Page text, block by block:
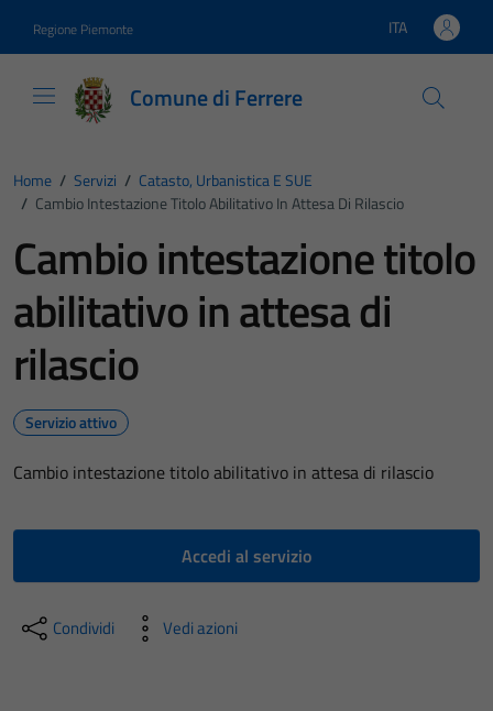
Regione Piemonte Lingua attiva:
ITA
Comune di Ferrere
Home / Servizi / Catasto, Urbanistica E SUE
/ Cambio Intestazione Titolo Abilitativo In Attesa Di Rilascio
Cambio intestazione titolo
abilitativo in attesa di
rilascio
Servizio attivo
Cambio intestazione titolo abilitativo in attesa di rilascio
Accedi al servizio
Condividi Vedi azioni